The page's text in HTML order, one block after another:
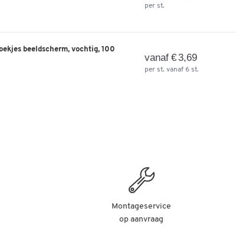
per st.
beeldscherm, vochtig, 100
vanaf € 3,69
per st. vanaf 6 st.
Montageservice
op aanvraag